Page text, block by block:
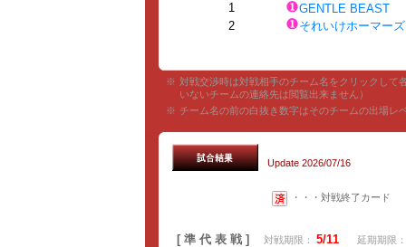
1
GENTLE BEAST
2
それいけホーマーズ
※ 対戦交渉時は対戦相手のチーム名をクリックし
いないチームの連絡先は閲覧出来ません）
※ チーム名の前の白抜き数字はそのチームの出場
Update 2026/07/16
・・・対戦終了カード
[ 準 代 表 戦 ] 対戦期限： 5/11 延期期限